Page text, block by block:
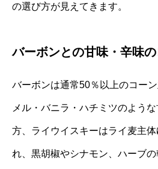
の選び方が見えてきます。
バーボンとの甘味・辛味
バーボンは通常50％以上のコー
メル・バニラ・ハチミツのよう
方、ライウイスキーはライ麦主
れ、黒胡椒やシナモン、ハーブ